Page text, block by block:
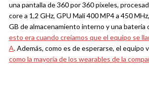
una pantalla de 360 por 360 píxeles,
core a 1,2 GHz, GPU Mali 400 MP4 a 450
GB de almacenamiento interno y una batería
esto era cuando creíamos que el equipo se
A. Además, como es de esperarse, el equipo
como la mayoría de los wearables de la